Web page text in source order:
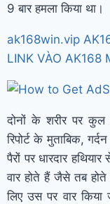
9 बार हमला किया था।
ak168win.vip
LINK VÀO AK168
दोनों के शरीर पर कुल
रिपोर्ट के मुताबिक,
पैरों पर धारदार
वार होते हैं जैसे तब
लिए उस पर वार